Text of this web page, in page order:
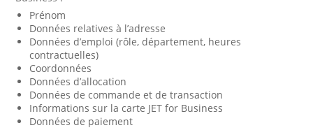
Prénom
Données relatives à l’adresse
Données d’emploi (rôle, département, heures
contractuelles)
Coordonnées
Données d’allocation
Données de commande et de transaction
Informations sur la carte JET for Business
Données de paiement